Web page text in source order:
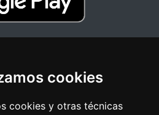
cookies
cookies y otras técnicas